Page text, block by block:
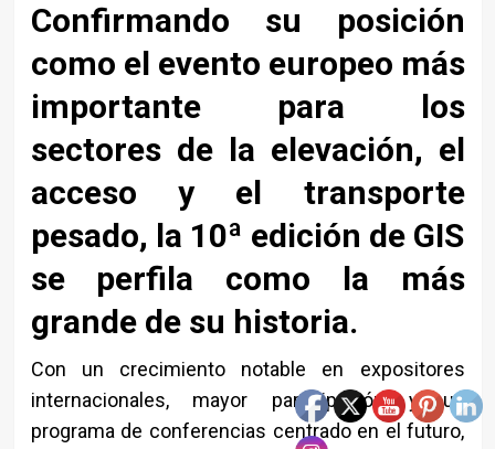
Confirmando su posición
como el evento europeo más
importante para los
sectores de la elevación, el
acceso y el transporte
pesado, la 10ª edición de GIS
se perfila como la más
grande de su historia.
Con un crecimiento notable en expositores
internacionales, mayor participación y un
programa de conferencias centrado en el futuro,